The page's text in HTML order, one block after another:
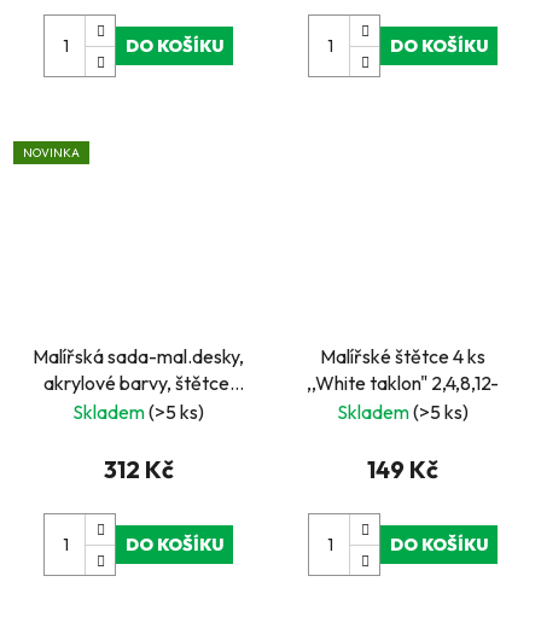
DO KOŠÍKU DO KOŠÍKU
NOVINKA
Malířská sada-mal.desky,
akrylové barvy, štětce,
paleta
Skladem(>5 ks)
312 Kč
DO KOŠÍKU
Malířské štětce 4 ks
,,White taklon" 2,4,8,12-
Skladem(>5 ks)
149 Kč
DO KOŠÍKU